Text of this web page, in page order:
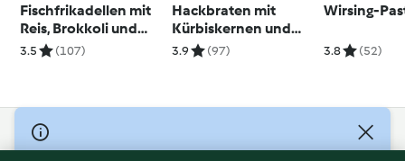
Fischfrikadellen mit
Reis, Brokkoli und
Curry-Ingwer-Sauce
3.5 (107)
Hackbraten mit
Kürbiskernen und
Kartoffel-Möhren-
3.9 (97)
Wirsing-
3.8 (52)
© Copyright 2026